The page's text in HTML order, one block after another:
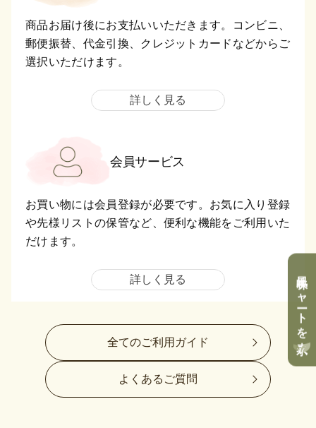
商品お届け後にお支払いいただきます。コンビニ、
郵便振替、代金引換、クレジットカードなどからご
選択いただけます。
詳しく見る
会員サービス
お買い物には会員登録が必要です。お気に入り登録
や先様リストの保管など、便利な機能をご利用いた
だけます。
詳しく見る
全てのご利用ガイド
よくあるご質問
風味チャートを表示